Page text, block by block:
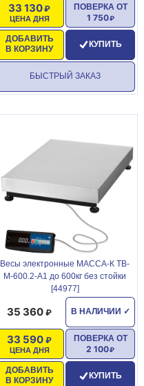
ЦЕНА ДНЯ
33 130
ДОБАВИТЬ
В КОРЗИНУ
ПОВЕРКА ОТ
1 750
КУПИТЬ
БЫСТРЫЙ ЗАКАЗ
Весы электронные МАССА-К ТВ-
М-600.2-А1 до 600кг без стойки
[44977]
В НАЛИЧИИ ✓
35 360
ЦЕНА ДНЯ
33 590
ДОБАВИТЬ
В КОРЗИНУ
ПОВЕРКА ОТ
2 100
КУПИТЬ